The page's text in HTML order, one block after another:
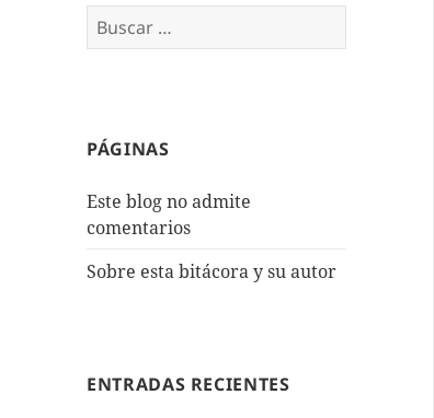
Buscar:
PÁGINAS
Este blog no admite
comentarios
Sobre esta bitácora y su autor
ENTRADAS RECIENTES